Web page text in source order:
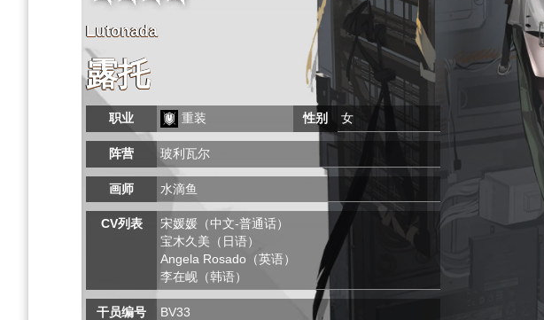
Lutonada
露托
职业 重装 性别 女
阵营 玻利瓦尔
画师 水滴鱼
CV列表
宋媛媛（中文-普通话）
宝木久美（日语）
Angela Rosado（英语）
李在岘（韩语）
干员编号 BV33